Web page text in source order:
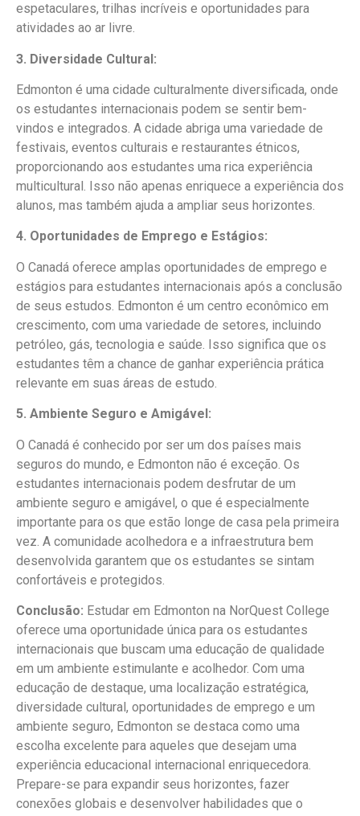
espetaculares, trilhas incríveis e oportunidades para
atividades ao ar livre.
3. Diversidade Cultural:
Edmonton é uma cidade culturalmente diversificada, onde
os estudantes internacionais podem se sentir bem-
vindos e integrados. A cidade abriga uma variedade de
festivais, eventos culturais e restaurantes étnicos,
proporcionando aos estudantes uma rica experiência
multicultural. Isso não apenas enriquece a experiência dos
alunos, mas também ajuda a ampliar seus horizontes.
4. Oportunidades de Emprego e Estágios:
O Canadá oferece amplas oportunidades de emprego e
estágios para estudantes internacionais após a conclusão
de seus estudos. Edmonton é um centro econômico em
crescimento, com uma variedade de setores, incluindo
petróleo, gás, tecnologia e saúde. Isso significa que os
estudantes têm a chance de ganhar experiência prática
relevante em suas áreas de estudo.
5. Ambiente Seguro e Amigável:
O Canadá é conhecido por ser um dos países mais
seguros do mundo, e Edmonton não é exceção. Os
estudantes internacionais podem desfrutar de um
ambiente seguro e amigável, o que é especialmente
importante para os que estão longe de casa pela primeira
vez. A comunidade acolhedora e a infraestrutura bem
desenvolvida garantem que os estudantes se sintam
confortáveis e protegidos.
Conclusão: Estudar em Edmonton na NorQuest College
oferece uma oportunidade única para os estudantes
internacionais que buscam uma educação de qualidade
em um ambiente estimulante e acolhedor. Com uma
educação de destaque, uma localização estratégica,
diversidade cultural, oportunidades de emprego e um
ambiente seguro, Edmonton se destaca como uma
escolha excelente para aqueles que desejam uma
experiência educacional internacional enriquecedora.
Prepare-se para expandir seus horizontes, fazer
conexões globais e desenvolver habilidades que o